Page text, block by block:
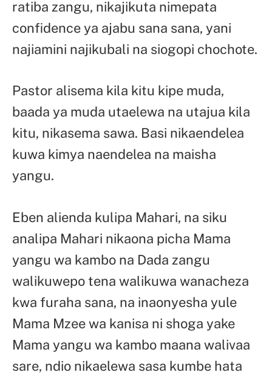
ratiba zangu, nikajikuta nimepata
confidence ya ajabu sana sana, yani
najiamini najikubali na siogopi chochote.
Pastor alisema kila kitu kipe muda,
baada ya muda utaelewa na utajua kila
kitu, nikasema sawa. Basi nikaendelea
kuwa kimya naendelea na maisha
yangu.
Eben alienda kulipa Mahari, na siku
analipa Mahari nikaona picha Mama
yangu wa kambo na Dada zangu
walikuwepo tena walikuwa wanacheza
kwa furaha sana, na inaonyesha yule
Mama Mzee wa kanisa ni shoga yake
Mama yangu wa kambo maana walivaa
sare, ndio nikaelewa sasa kumbe hata